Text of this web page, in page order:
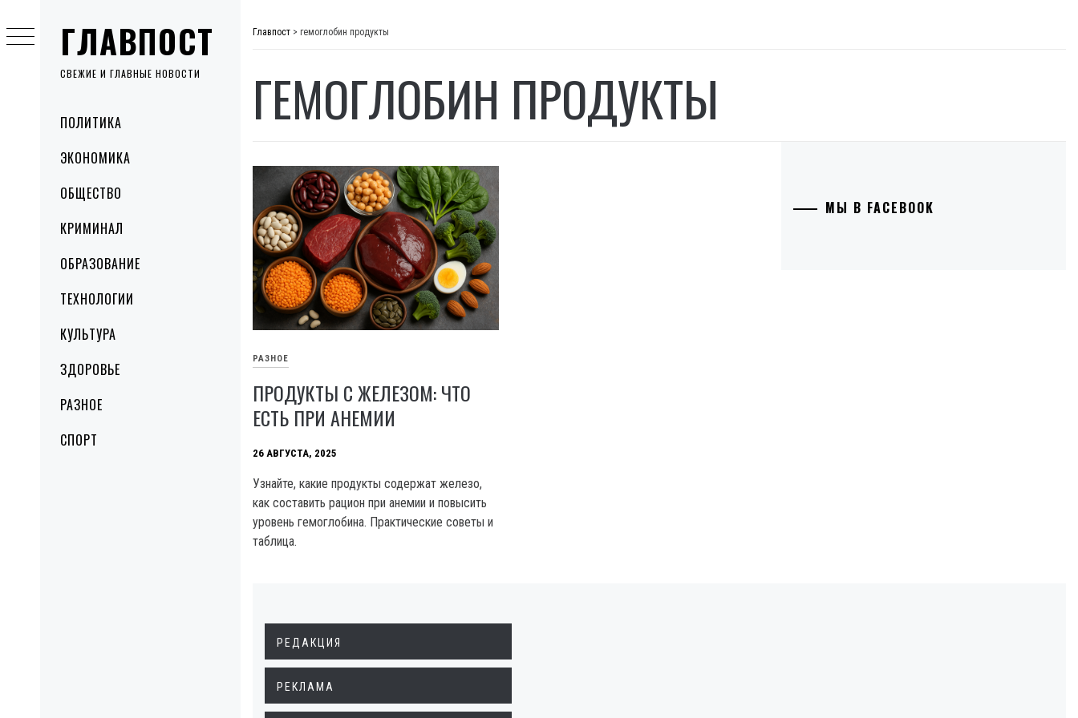
ГЛАВПОСТ
СВЕЖИЕ И ГЛАВНЫЕ НОВОСТИ
MenuПОЛИТИКА
ЭКОНОМИКА
ОБЩЕСТВО
КРИМИНАЛ
ОБРАЗОВАНИЕ
ТЕХНОЛОГИИ
КУЛЬТУРА
ЗДОРОВЬЕ
РАЗНОЕ
СПОРТ
to
content
Главпост > гемоглобин продукты
ГЕМОГЛОБИН ПРОДУКТЫ
РАЗНОЕ
ПРОДУКТЫ С ЖЕЛЕЗОМ: ЧТО
ЕСТЬ ПРИ АНЕМИИ
26 АВГУСТА, 2025
Узнайте, какие продукты содержат железо,
как составить рацион при анемии и повысить
уровень гемоглобина. Практические советы и
таблица.
МЫ В FACEBOOK
РЕДАКЦИЯ
РЕКЛАМА